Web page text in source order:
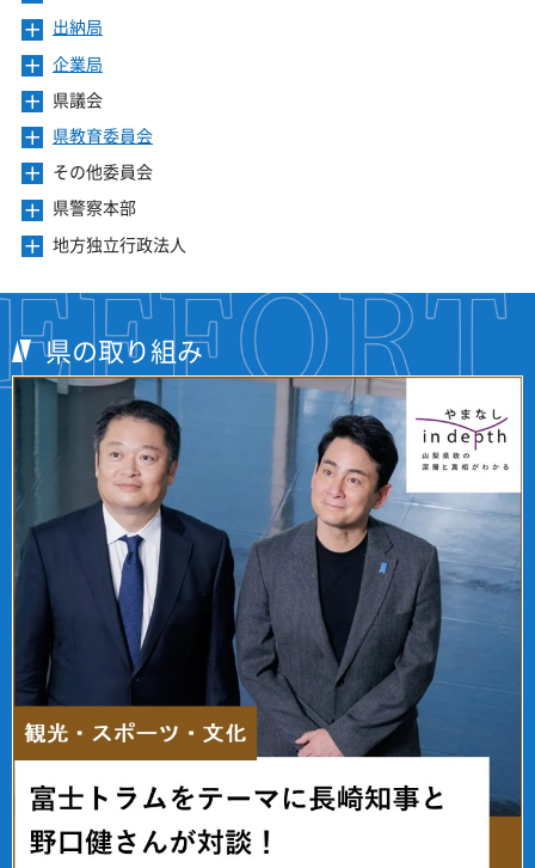
ま
す
き
ま
す
を
開
き
ま
す
ー
を
開
き
ま
す
ニ
ュ
ー
を
開
き
ま
す
メ
ニ
ュ
ー
を
開
き
ま
す
出納局
メ
ニ
ュ
ー
を
開
き
ま
す
企業局
メ
ニ
ュ
ー
開
き
ま
県議会
メ
ニ
ュ
ー
を
開
ま
県教育委員会
メ
ニ
ュ
ー
を
開
ま
す
その他委員会
メ
ニ
ュ
を
き
ま
す
県警察本部
メ
ュ
を
開
き
地方独立行政法人
県の取り組み